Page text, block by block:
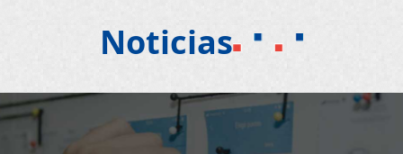
Noticias